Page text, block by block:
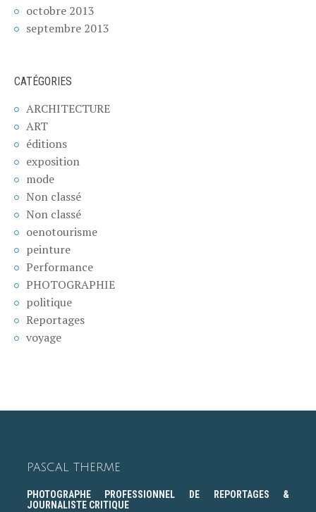
octobre 2013
septembre 2013
CATÉGORIES
ARCHITECTURE
ART
éditions
exposition
mode
Non classé
Non classé
oenotourisme
peinture
Performance
PHOTOGRAPHIE
politique
Reportages
voyage
PASCAL THERME
PHOTOGRAPHE PROFESSIONNEL DE REPORTAGES &
JOURNALISTE CRITIQUE